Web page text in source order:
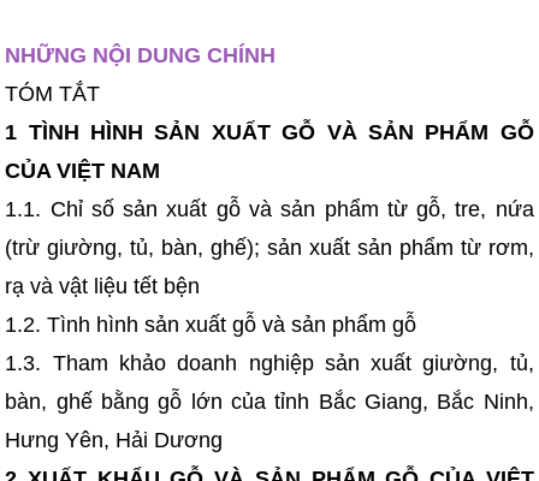
NHỮNG NỘI DUNG CHÍNH
TÓM TẮT
1 TÌNH HÌNH SẢN XUẤT GỖ VÀ SẢN PHẨM GỖ
CỦA VIỆT NAM
1.1. Chỉ số sản xuất gỗ và sản phẩm từ gỗ, tre, nứa
(trừ giường, tủ, bàn, ghế); sản xuất sản phẩm từ rơm,
rạ và vật liệu tết bện
1.2. Tình hình sản xuất gỗ và sản phẩm gỗ
1.3. Tham khảo doanh nghiệp sản xuất giường, tủ,
bàn, ghế bằng gỗ lớn của tỉnh Bắc Giang, Bắc Ninh,
Hưng Yên, Hải Dương